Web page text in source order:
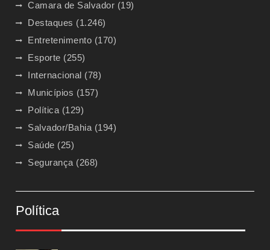
Camara de Salvador (19)
Destaques (1.246)
Entretenimento (170)
Esporte (255)
Internacional (78)
Municípios (157)
Política (129)
Salvador/Bahia (194)
Saúde (25)
Segurança (268)
Política